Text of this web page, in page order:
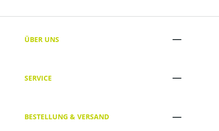
ÜBER UNS
SERVICE
BESTELLUNG & VERSAND